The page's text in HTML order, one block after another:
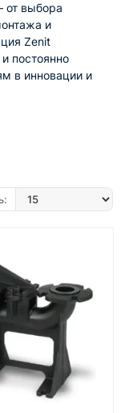
от выбора
и
Zenit
постоянно
в инновации и